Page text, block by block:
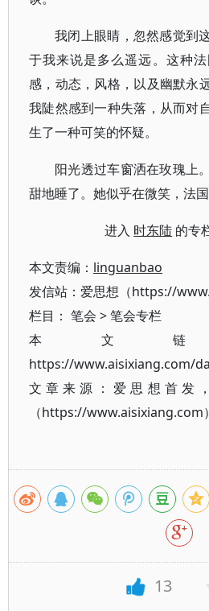
我闭上眼睛，忽然感觉到
于我来说是多么遥远。这种
感，动态，风格，以及幽默永
我陡然感到一种失落，从而对
生了一种可笑的怀疑。
阳光透过车窗洒在玫瑰上
甜地睡了。她似乎在微笑，法国
进入 时东陆 的专
本文责编： linguanbao
发信站：爱思想（https://
栏目： 笔会 >笔会专栏
本文
https://www.aisixiang.com/
文章来源：爱思想首发
（https://www.aisixiang.com
13